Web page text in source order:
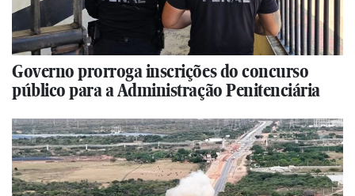
Governo prorroga inscrições do concurso
público para a Administração Penitenciária